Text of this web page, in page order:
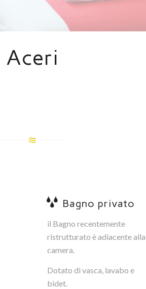
Aceri
Bagno privato
il Bagno recentemente
ristrutturato è adiacente alla
camera.
Dotato di vasca, lavabo e
bidet.